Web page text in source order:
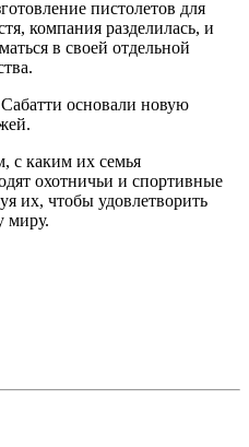
пистолетов для
компания разделилась, и
в своей отдельной
основали новую
с каким их семья
охотничьи и спортивные
их, чтобы удовлетворить
миру.